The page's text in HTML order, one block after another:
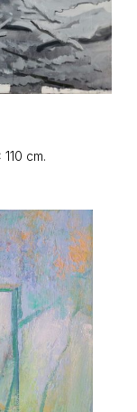
cm.